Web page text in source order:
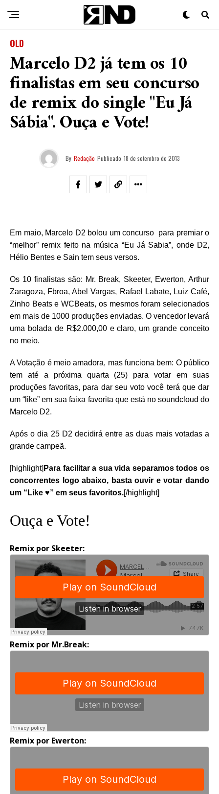
OLD
Marcelo D2 já tem os 10
finalistas em seu concurso
de remix do single "Eu Já
Sábia". Ouça e Vote!
By Redação Publicado 18 de setembro de 2013
Em maio, Marcelo D2 bolou um concurso para premiar o
“melhor” remix feito na música “Eu Já Sabia”, onde D2,
Hélio Bentes e Sain tem seus versos.
Os 10 finalistas são: Mr. Break, Skeeter, Ewerton, Arthur
Zaragoza, Fbroa, Abel Vargas, Rafael Labate, Luiz Café,
Zinho Beats e WCBeats, os mesmos foram selecionados
em mais de 1000 produções enviadas. O vencedor levará
uma bolada de R$2.000,00 e claro, um grande conceito
no meio.
A Votação é meio amadora, mas funciona bem: O público
tem até a próxima quarta (25) para votar em suas
produções favoritas, para dar seu voto você terá que dar
um “like” em sua faixa favorita que está no soundcloud do
Marcelo D2.
Após o dia 25 D2 decidirá entre as duas mais votadas a
grande campeã.
[highlight] Para facilitar a sua vida separamos todos os
concorrentes logo abaixo, basta ouvir e votar dando
um “Like ♥” em seus favoritos.[/highlight]
Ouça e Vote!
Remix por Skeeter:
Remix por Mr.Break:
Remix por Ewerton: